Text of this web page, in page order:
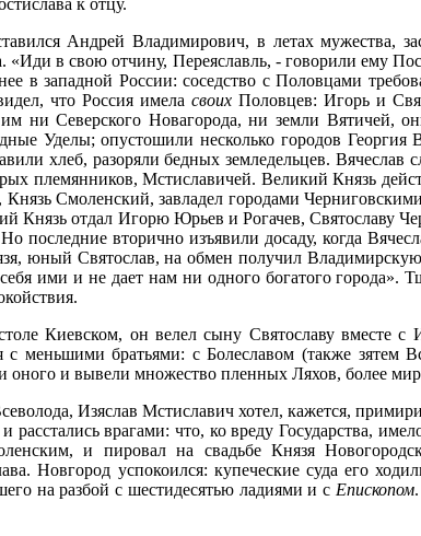
к отцу.
Андрей Владимирович, в летах мужества,
«Иди в свою отчину, Переяславль, - говорили ему
в западной России: соседство с Половцами
что Россия имела своихПоловцев: Игорь и
ни Северского Новагорода, ни земли Вятичей,
Уделы; опустошили несколько городов Георгия
хлеб, разоряли бедных земледельцев.
племянников, Мстиславичей. Великий Князь
Смоленский, завладел городами
Князь отдал Игорю Юрьев и Рогачев, Святославу
последние вторично изъявили досаду, когда
юный Святослав, на обмен получил
ими и не дает нам ни одного богатого города».
Киевском, он велел сыну Святославу
с меньшими братьями: с Болеславом (также
оного и вывели множество пленных Ляхов, более
Изяслав Мстиславич хотел, кажется,
расстались врагами: что, ко вреду Государства,
и пировал на свадьбе Князя
Новгород успокоился: купеческие суда его
на разбой с шестидесятью ладиями и с Епископом